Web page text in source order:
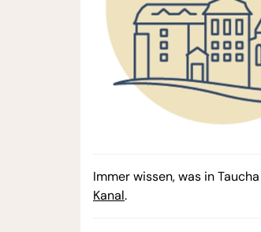
Immer wissen, was in
Kanal.